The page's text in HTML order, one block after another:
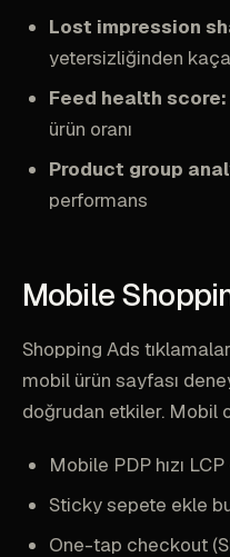
Lost impression
yetersizliğinden
Feed health score:
ürün oranı
Product group
performans
Mobile
Shopping Ads
mobil ürün sayfası
doğrudan etkiler. Mobil
Mobile PDP hızı
Sticky sepete ekle
One-tap checkout